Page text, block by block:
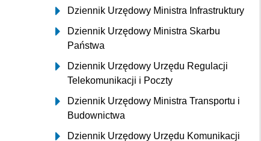
Dziennik Urzędowy Ministra Infrastruktury
Dziennik Urzędowy Ministra Skarbu
Państwa
Dziennik Urzędowy Urzędu Regulacji
Telekomunikacji i Poczty
Dziennik Urzędowy Ministra Transportu i
Budownictwa
Dziennik Urzędowy Urzędu Komunikacji